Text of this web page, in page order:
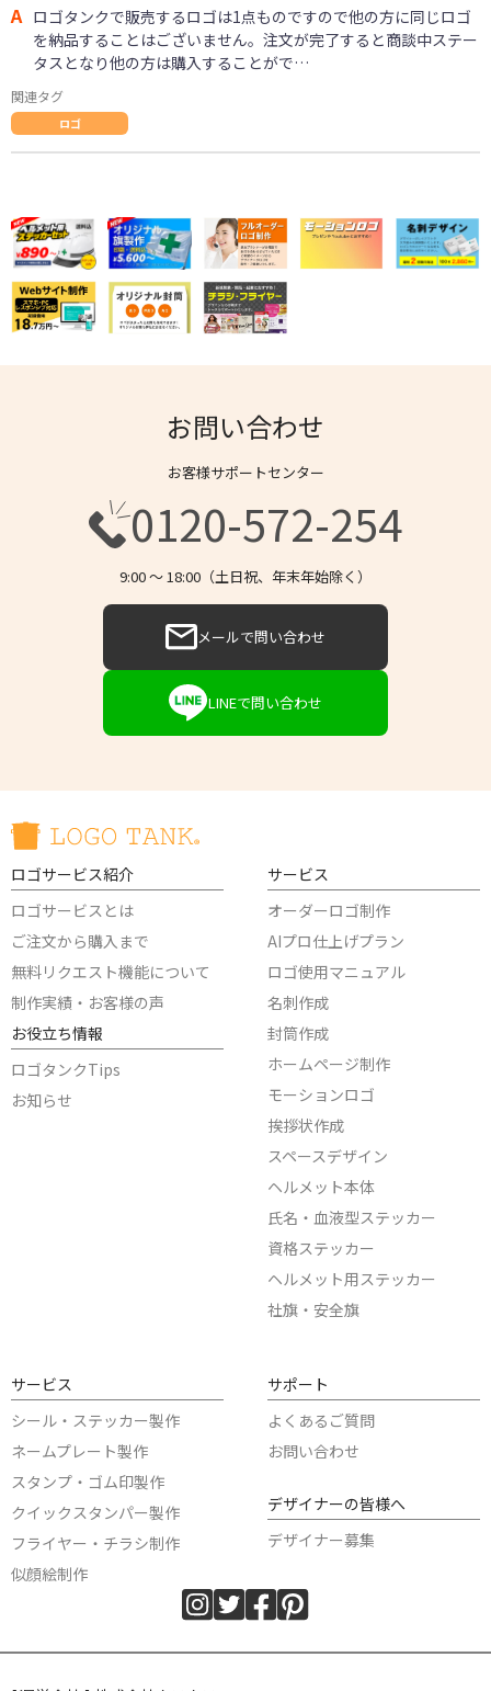
A ロゴタンクで販売するロゴは1点ものですので他の方に同じロゴ
を納品することはございません。注文が完了すると商談中ステー
タスとなり他の方は購入することがで…
関連タグ
ロゴ
お問い合わせ
お客様サポートセンター
0120-572-254
9:00 〜 18:00（土日祝、年末年始除く）
メールで問い合わせ
LINEで問い合わせ
ロゴサービス紹介
ロゴサービスとは
ご注文から購入まで
無料リクエスト機能について
制作実績・お客様の声
お役立ち情報
ロゴタンクTips
お知らせ
サービス
オーダーロゴ制作
AIプロ仕上げプラン
ロゴ使用マニュアル
名刺作成
封筒作成
ホームページ制作
モーションロゴ
挨拶状作成
スペースデザイン
ヘルメット本体
氏名・血液型ステッカー
資格ステッカー
ヘルメット用ステッカー
社旗・安全旗
サービス
シール・ステッカー製作
ネームプレート製作
スタンプ・ゴム印製作
クイックスタンパー製作
フライヤー・チラシ制作
似顔絵制作
サポート
よくあるご質問
お問い合わせ
デザイナーの皆様へ
デザイナー募集